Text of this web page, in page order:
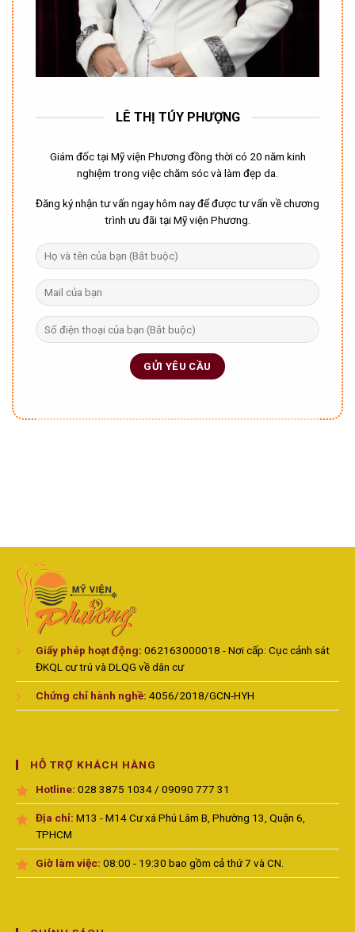
LÊ THỊ TÚY PHƯỢNG
Giám đốc tại Mỹ viện Phương đồng thời có 20 năm kinh
nghiệm trong việc chăm sóc và làm đẹp da.
Đăng ký nhận tư vấn ngay hôm nay để được tư vấn về chương
trình ưu đãi tại Mỹ viện Phương.
Giấy phép hoạt động: 062163000018 - Nơi cấp: Cục cảnh sát
ĐKQL cư trú và DLQG về dân cư
Chứng chỉ hành nghề: 4056/2018/GCN-HYH
HỖ TRỢ KHÁCH HÀNG
Hotline: 028 3875 1034 / 09090 777 31
Địa chỉ: M13 - M14 Cư xá Phú Lâm B, Phường 13, Quận 6,
TPHCM
Giờ làm việc: 08:00 - 19:30 bao gồm cả thứ 7 và CN.